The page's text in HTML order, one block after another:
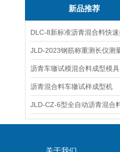
新品推荐
沥青车辙试模混合料成型模具
沥青混合料车辙试样成型机